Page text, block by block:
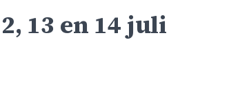
13 en 14 juli